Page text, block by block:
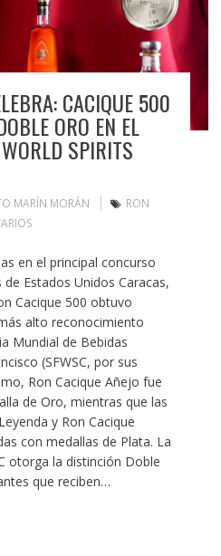
CACIQUE 500
ORO EN EL
SPIRITS
MARÍN MORÁN
RON
en el principal concurso
Estados Unidos Caracas,
Cacique 500 obtuvo
alto reconocimiento
Mundial de Bebidas
(SFWSC, por sus
Ron Cacique Añejo fue
de Oro, mientras que las
y Ron Cacique
con medallas de Plata. La
otorga la distinción Doble
que reciben…